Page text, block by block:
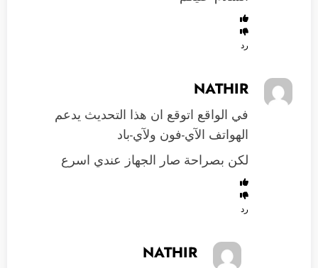
رد
NATHIR
في الواقع اتوقع ان هذا التحديث يدعم
الهواتف الآي-فون ولآي-باد
لكن بصراحة صار الجهاز عندي اسرع
رد
NATHIR